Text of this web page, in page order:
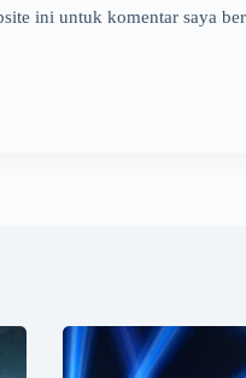
ini untuk komentar saya